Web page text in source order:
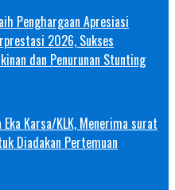
Penghargaan Apresiasi
2026, Sukses
dan Penurunan Stunting
Karsa/KLK, Menerima surat
Diadakan Pertemuan